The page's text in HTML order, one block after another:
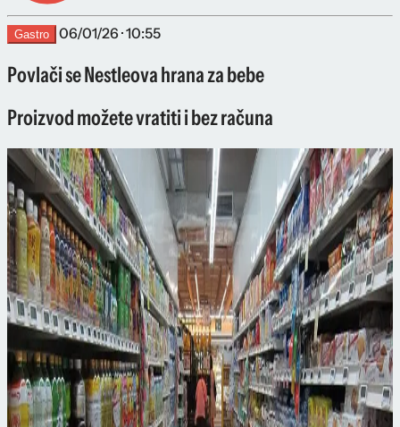
Gastro 06/01/26 · 10:55
Povlači se Nestleova hrana za bebe
Proizvod možete vratiti i bez računa